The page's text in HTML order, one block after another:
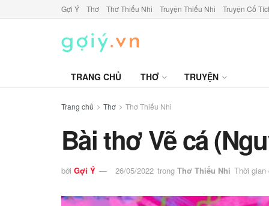
Gợi Ý Thơ Thơ Thiếu Nhi Truyện Thiếu Nhi Truyện Cổ
TRANG CHỦ THƠ TRUYỆN
Trang chủ Thơ Thơ Thiếu Nhi
Bài thơ Vẽ cá
bởi Gợi Ý 26/05/2022 trong Thơ Thiếu Nhi Thời gian